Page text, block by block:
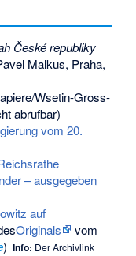
České republiky
Malkus, Praha,
Wsetin-Gross-
abrufbar)
vom 20.
– ausgegeben
auf
Originals
vom
) Info: Der Archivlink